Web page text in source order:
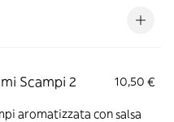
Scampi 2
10,50 €
aromatizzata con salsa